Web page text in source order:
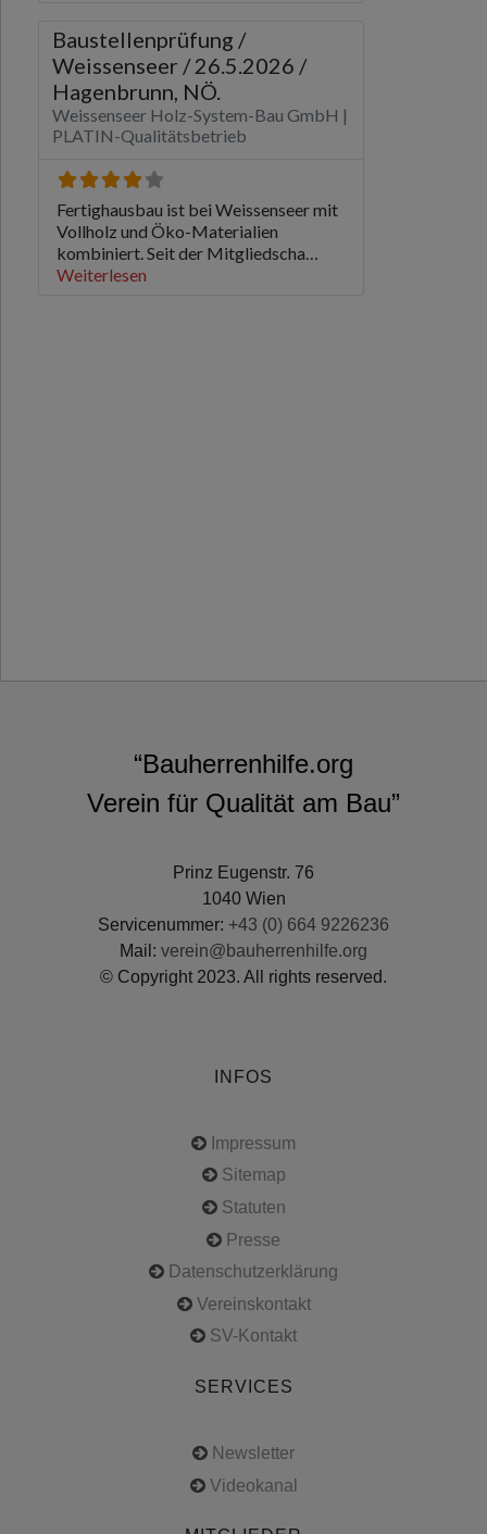
“Bauherrenhilfe.org
Verein für Qualität am Bau”
Prinz Eugenstr. 76
1040 Wien
Servicenummer: +43 (0) 664 9226236
Mail: verein@bauherrenhilfe.org
© Copyright 2023. All rights reserved.
INFOS
Impressum
Sitemap
Statuten
Presse
Datenschutzerklärung
Vereinskontakt
SV-Kontakt
SERVICES
Newsletter
Videokanal